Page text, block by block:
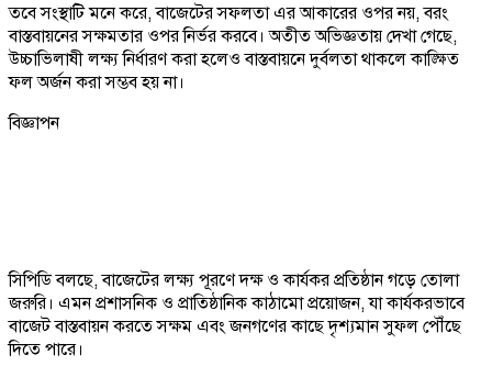
তবে সংস্থাটি মনে করে, বাজেটের সফলতা এর আকারের ওপর নয়, বরং
বাস্তবায়নের সক্ষমতার ওপর নির্ভর করবে। অতীত অভিজ্ঞতায় দেখা গেছে,
উচ্চাভিলাষী লক্ষ্য নির্ধারণ করা হলেও বাস্তবায়নে দুর্বলতা থাকলে কাঙ্ক্ষিত
ফল অর্জন করা সম্ভব হয় না।
বিজ্ঞাপন
সিপিডি বলছে, বাজেটের লক্ষ্য পূরণে দক্ষ ও কার্যকর প্রতিষ্ঠান গড়ে তোলা
জরুরি। এমন প্রশাসনিক ও প্রাতিষ্ঠানিক কাঠামো প্রয়োজন, যা কার্যকরভাবে
বাজেট বাস্তবায়ন করতে সক্ষম এবং জনগণের কাছে দৃশ্যমান সুফল পৌঁছে
দিতে পারে।